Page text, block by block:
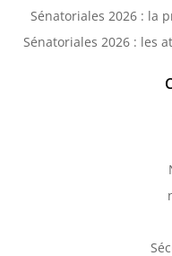
Sénatoriales 2026 : la
Sénatoriales 2026 : les